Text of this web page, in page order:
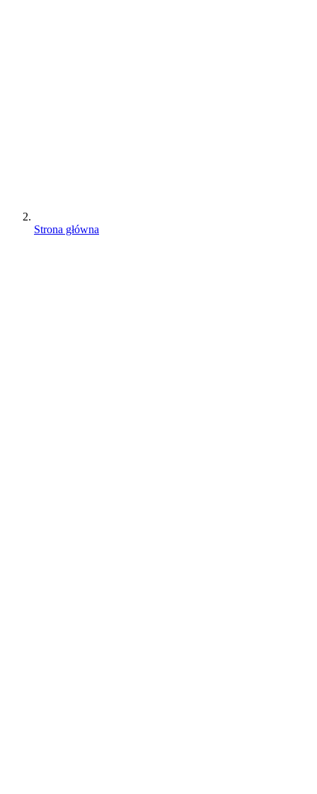
Strona główna